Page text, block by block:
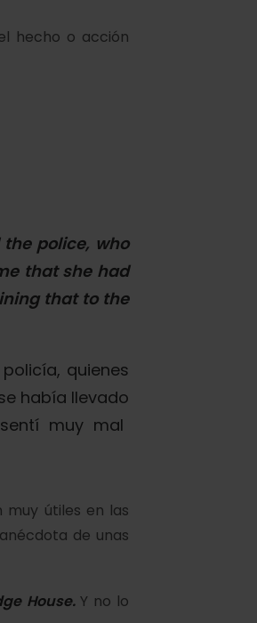
hecho o acción
the police, who
that she had
that to the
quienes
había llevado
muy mal
muy útiles en las
de unas
House.Y no lo